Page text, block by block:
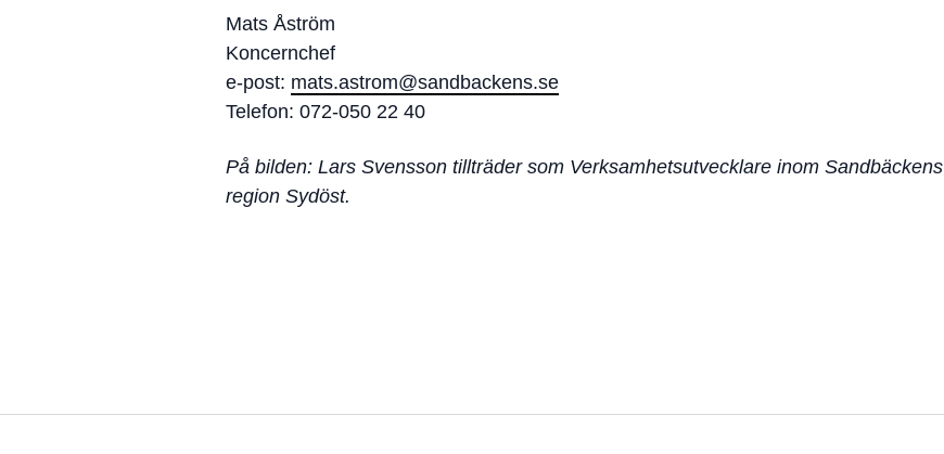
Mats Åström
Koncernchef
e-post: mats.astrom@sandbackens.se
Telefon: 072-050 22 40
På bilden: Lars Svensson tillträder som Verksamhetsutvecklare inom Sandbäckens
region Sydöst.